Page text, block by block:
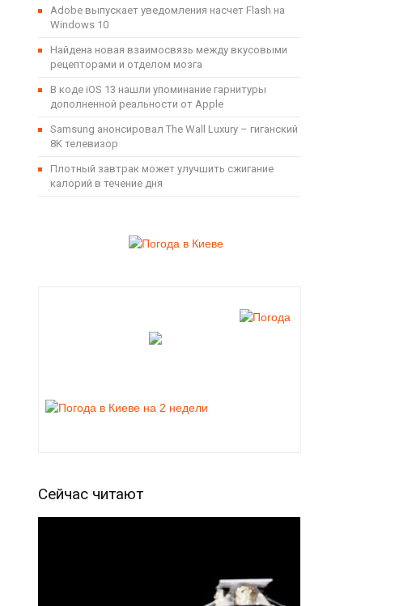
Adobe выпускает уведомления насчет Flash на
Windows 10
Найдена новая взаимосвязь между вкусовыми
рецепторами и отделом мозга
В коде iOS 13 нашли упоминание гарнитуры
дополненной реальности от Apple
Samsung анонсировал The Wall Luxury – гиганский
8K телевизор
Плотный завтрак может улучшить сжигание
калорий в течение дня
Сейчас читают